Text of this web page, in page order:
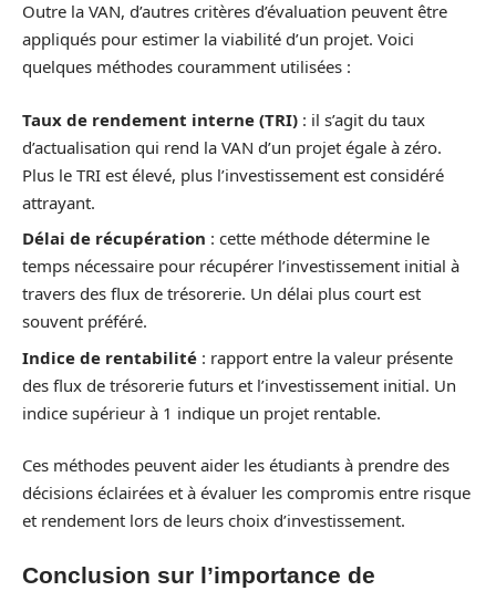
Outre la VAN, d’autres critères d’évaluation peuvent être
appliqués pour estimer la viabilité d’un projet. Voici
quelques méthodes couramment utilisées :
Taux de rendement interne (TRI) : il s’agit du taux
d’actualisation qui rend la VAN d’un projet égale à zéro.
Plus le TRI est élevé, plus l’investissement est considéré
attrayant.
Délai de récupération : cette méthode détermine le
temps nécessaire pour récupérer l’investissement initial à
travers des flux de trésorerie. Un délai plus court est
souvent préféré.
Indice de rentabilité : rapport entre la valeur présente
des flux de trésorerie futurs et l’investissement initial. Un
indice supérieur à 1 indique un projet rentable.
Ces méthodes peuvent aider les étudiants à prendre des
décisions éclairées et à évaluer les compromis entre risque
et rendement lors de leurs choix d’investissement.
Conclusion sur l’importance de